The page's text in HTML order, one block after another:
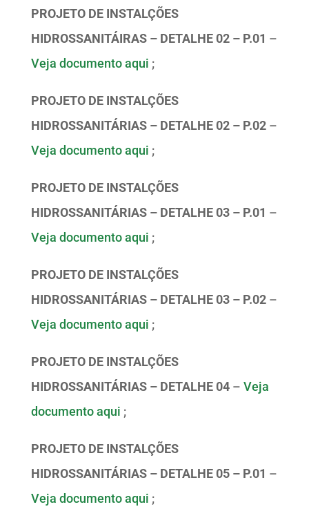
PROJETO DE INSTALÇÕES
HIDROSSANITÁIRAS – DETALHE 02 – P.01 –
Veja documento aqui ;
PROJETO DE INSTALÇÕES
HIDROSSANITÁRIAS – DETALHE 02 – P.02–
Veja documento aqui ;
PROJETO DE INSTALÇÕES
HIDROSSANITÁRIAS – DETALHE 03 – P.01 –
Veja documento aqui ;
PROJETO DE INSTALÇÕES
HIDROSSANITÁRIAS – DETALHE 03 – P.02–
Veja documento aqui ;
PROJETO DE INSTALÇÕES
HIDROSSANITÁRIAS – DETALHE 04– Veja
documento aqui ;
PROJETO DE INSTALÇÕES
HIDROSSANITÁRIAS – DETALHE 05 – P.01 –
Veja documento aqui ;